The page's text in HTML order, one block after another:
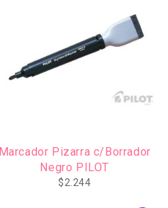
Marcador Pizarra c/Borrador
Negro PILOT
$2.244